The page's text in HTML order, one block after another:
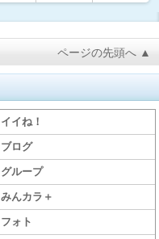
ページの先頭へ ▲
イイね！
ブログ
グループ
みんカラ＋
フォト